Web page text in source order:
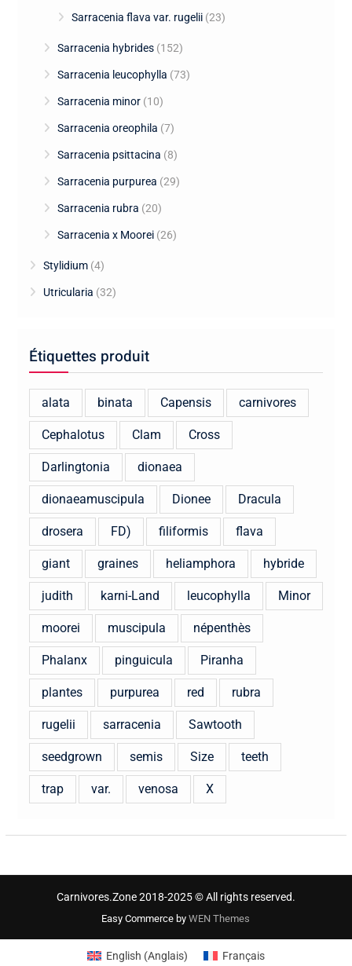
Sarracenia flava var. rugelii (23)
Sarracenia hybrides (152)
Sarracenia leucophylla (73)
Sarracenia minor (10)
Sarracenia oreophila (7)
Sarracenia psittacina (8)
Sarracenia purpurea (29)
Sarracenia rubra (20)
Sarracenia x Moorei (26)
Stylidium (4)
Utricularia (32)
Étiquettes produit
alata binata Capensis carnivores
Cephalotus Clam Cross
Darlingtonia dionaea
dionaeamuscipula Dionee Dracula
drosera FD) filiformis flava
giant graines heliamphora hybride
judith karni-Land leucophylla Minor
moorei muscipula népenthès
Phalanx pinguicula Piranha
plantes purpurea red rubra
rugelii sarracenia Sawtooth
seedgrown semis Size teeth
trap var. venosa X
Carnivores.Zone 2018-2025 © All rights reserved.
Easy Commerce byWEN Themes
English (Anglais) Français